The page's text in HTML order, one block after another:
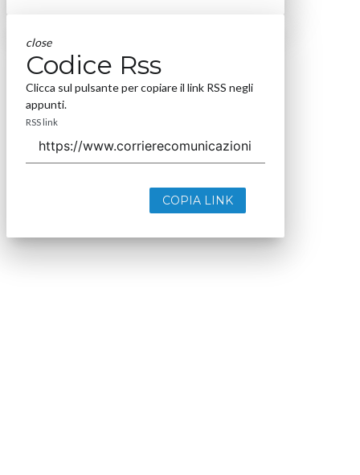
close
Codice Rss
Clicca sul pulsante per copiare il link RSS negli
appunti.
RSS link
COPIA LINK